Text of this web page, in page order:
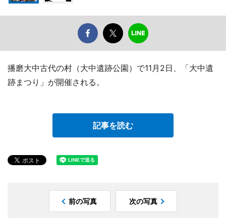
播磨大中古代の村（大中遺跡公園）で11月2日、「大中遺
跡まつり」が開催される。
記事を読む
前の写真 次の写真